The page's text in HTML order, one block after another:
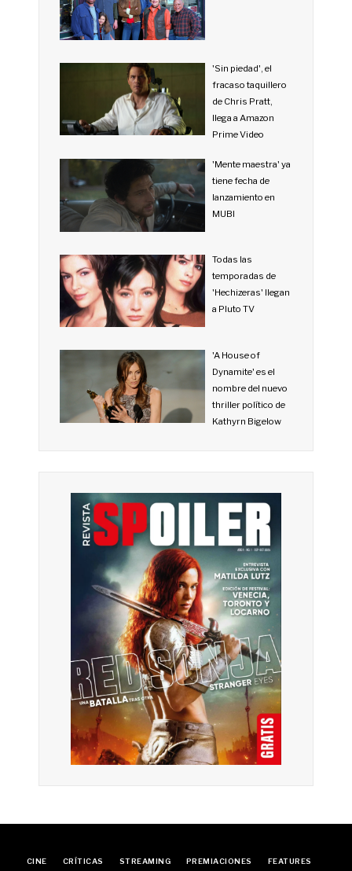
'Sin piedad', el
fracaso taquillero
de Chris Pratt,
llega a Amazon
Prime Video
'Mente maestra' ya
tiene fecha de
lanzamiento en
MUBI
Todas las
temporadas de
'Hechizeras' llegan
a Pluto TV
'A House of
Dynamite' es el
nombre del nuevo
thriller político de
Kathyrn Bigelow
CINE CRÍTICAS STREAMING PREMIACIONES FEATURES